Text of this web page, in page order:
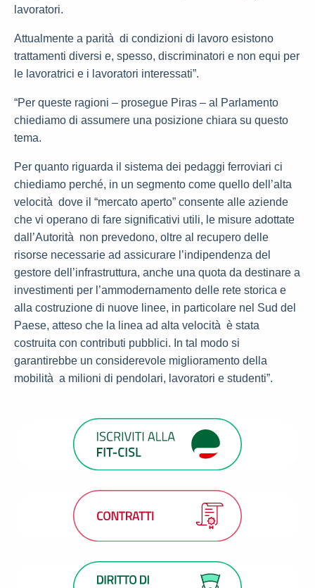
lavoratori.
Attualmente a parità di condizioni di lavoro esistono
trattamenti diversi e, spesso, discriminatori e non equi per
le lavoratrici e i lavoratori interessati”.
“Per queste ragioni – prosegue Piras – al Parlamento
chiediamo di assumere una posizione chiara su questo
tema.
Per quanto riguarda il sistema dei pedaggi ferroviari ci
chiediamo perché, in un segmento come quello dell’alta
velocità dove il “mercato aperto” consente alle aziende
che vi operano di fare significativi utili, le misure adottate
dall’Autorità non prevedono, oltre al recupero delle
risorse necessarie ad assicurare l’indipendenza del
gestore dell’infrastruttura, anche una quota da destinare a
investimenti per l’ammodernamento delle rete storica e
alla costruzione di nuove linee, in particolare nel Sud del
Paese, atteso che la linea ad alta velocità è stata
costruita con contributi pubblici. In tal modo si
garantirebbe un considerevole miglioramento della
mobilità a milioni di pendolari, lavoratori e studenti”.